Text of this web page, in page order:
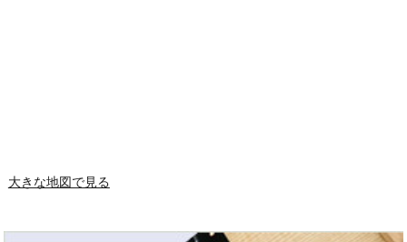
大きな地図で見る